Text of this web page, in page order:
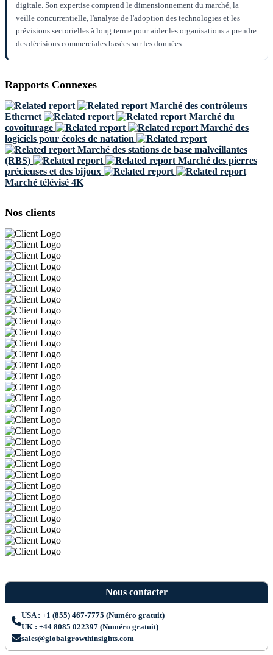
digitale. Son expertise comprend le dimensionnement du marché, la
veille concurrentielle, l'analyse de l'adoption des technologies et les
prévisions sectorielles à long terme pour aider les organisations a prendre
des décisions commerciales basées sur les données.
Rapports Connexes
Marché des contrôleurs
Ethernet
Marché du
covoiturage
Marché des
logiciels pour écoles de natation
Marché des stations de base malveillantes
(RBS)
Marché des pierres
précieuses et des bijoux
Marché télévisé 4K
Nos clients
Nous contacter
USA : +1 (855) 467-7775 (Numéro gratuit)
UK : +44 8085 022397 (Numéro gratuit)
sales@globalgrowthinsights.com